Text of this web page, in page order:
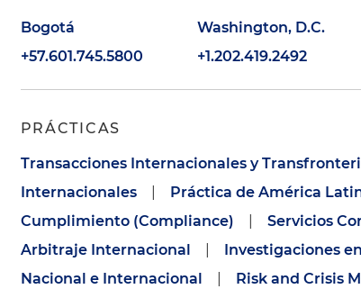
Bogotá
+57.601.745.5800
Washington, D.C.
+1.202.419.2492
PRÁCTICAS
Transacciones Internacionales y
Internacionales
Práctica de América
Cumplimiento (Compliance)
Servicios
Arbitraje Internacional
Investigaciones
Nacional e Internacional
Risk and Crisis